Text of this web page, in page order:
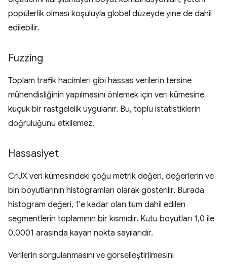
popülerlik olması koşuluyla global düzeyde yine de dahil
edilebilir.
Fuzzing
Toplam trafik hacimleri gibi hassas verilerin tersine
mühendisliğinin yapılmasını önlemek için veri kümesine
küçük bir rastgelelik uygulanır. Bu, toplu istatistiklerin
doğruluğunu etkilemez.
Hassasiyet
CrUX veri kümesindeki çoğu metrik değeri, değerlerin ve
bin boyutlarının histogramları olarak gösterilir. Burada
histogram değeri, 1'e kadar olan tüm dahil edilen
segmentlerin toplamının bir kısmıdır. Kutu boyutları 1,0 ile
0,0001 arasında kayan nokta sayılarıdır.
Verilerin sorgulanmasını ve görselleştirilmesini